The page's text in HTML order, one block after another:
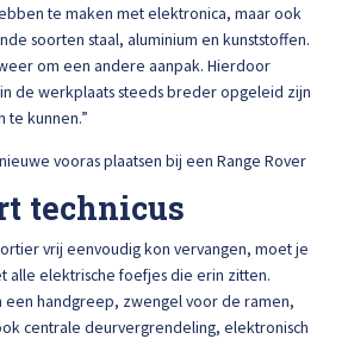
te maken met elektronica, maar ook
soorten staal, aluminium en kunststoffen.
om een andere aanpak. Hierdoor
de werkplaats steeds breder opgeleid zijn
te kunnen.”
vooras plaatsen bij een Range Rover
technicus
vrij eenvoudig kon vervangen, moet je
alle elektrische foefjes die erin zitten.
handgreep, zwengel voor de ramen,
centrale deurvergrendeling, elektronisch